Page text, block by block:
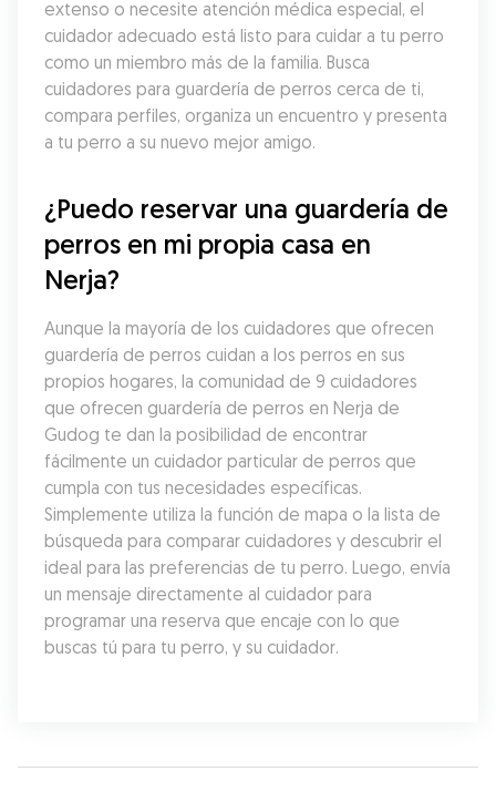
extenso o necesite atención médica especial, el
cuidador adecuado está listo para cuidar a tu perro
como un miembro más de la familia. Busca
cuidadores para guardería de perros cerca de ti,
compara perfiles, organiza un encuentro y presenta
a tu perro a su nuevo mejor amigo.
¿Puedo reservar una guardería de
perros en mi propia casa en
Nerja?
Aunque la mayoría de los cuidadores que ofrecen
guardería de perros cuidan a los perros en sus
propios hogares, la comunidad de 9 cuidadores
que ofrecen guardería de perros en Nerja de
Gudog te dan la posibilidad de encontrar
fácilmente un cuidador particular de perros que
cumpla con tus necesidades específicas.
Simplemente utiliza la función de mapa o la lista de
búsqueda para comparar cuidadores y descubrir el
ideal para las preferencias de tu perro. Luego, envía
un mensaje directamente al cuidador para
programar una reserva que encaje con lo que
buscas tú para tu perro, y su cuidador.